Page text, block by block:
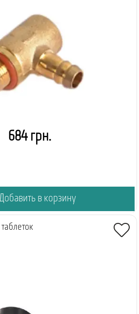
684 грн.
в корзину